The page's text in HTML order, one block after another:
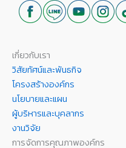
เกี่ยวกับเรา
วิสัยทัศน์และพันธกิจ
โครงสร้างองค์กร
นโยบายและแผน
ผู้บริหารและบุคลากร
งานวิจัย
การจัดการคุณภาพองค์กร